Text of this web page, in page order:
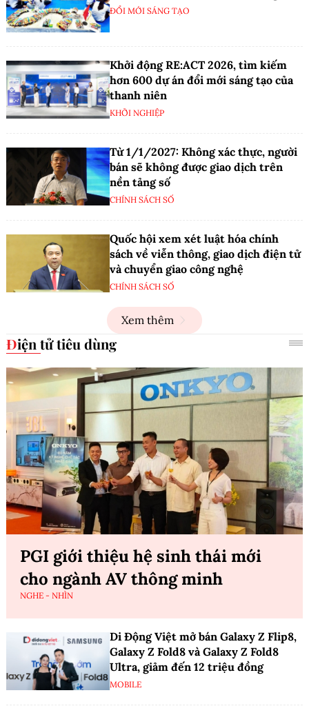
ĐỔI MỚI SÁNG TẠO
Khởi động RE:ACT 2026, tìm kiếm
hơn 600 dự án đổi mới sáng tạo của
thanh niên
KHỞI NGHIỆP
Từ 1/1/2027: Không xác thực, người
bán sẽ không được giao dịch trên
nền tảng số
CHÍNH SÁCH SỐ
Quốc hội xem xét luật hóa chính
sách về viễn thông, giao dịch điện tử
và chuyển giao công nghệ
CHÍNH SÁCH SỐ
Xem thêm
Điện tử tiêu dùng
PGI giới thiệu hệ sinh thái mới
cho ngành AV thông minh
NGHE - NHÌN
Di Động Việt mở bán Galaxy Z Flip8,
Galaxy Z Fold8 và Galaxy Z Fold8
Ultra, giảm đến 12 triệu đồng
MOBILE